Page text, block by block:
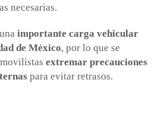
necesarias.
importante carga vehicular
de México, por lo que se
extremar precauciones
para evitar retrasos.